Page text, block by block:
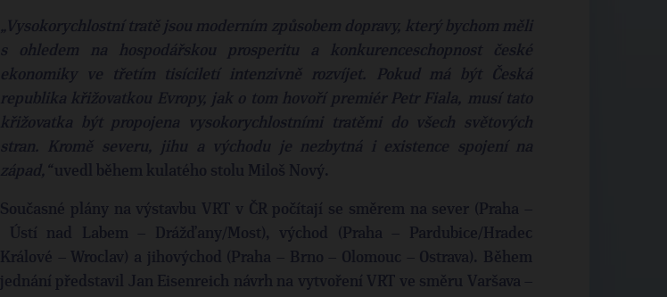
„Vysokorychlostní tratě jsou moderním způsobem dopravy, který bychom měli
s ohledem na hospodářskou prosperitu a konkurenceschopnost české
ekonomiky ve třetím tisíciletí intenzivně rozvíjet. Pokud má být Česká
republika křižovatkou Evropy, jak o tom hovoří premiér Petr Fiala, musí tato
křižovatka být propojena vysokorychlostními tratěmi do všech světových
stran. Kromě severu, jihu a východu je nezbytná i existence spojení na
západ,“uvedl během kulatého stolu Miloš Nový.
Současné plány na výstavbu VRT v ČR počítají se směrem na sever (Praha –
Ústí nad Labem – Drážďany/Most), východ (Praha – Pardubice/Hradec
Králové – Wroclav) a jihovýchod (Praha – Brno – Olomouc – Ostrava). Během
jednání představil Jan Eisenreich návrh na vytvoření VRT ve směru Varšava –